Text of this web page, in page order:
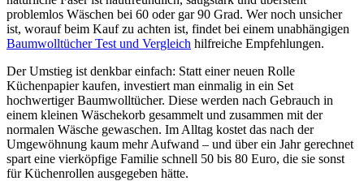
problemlos Wäschen bei 60 oder gar 90 Grad. Wer noch unsicher
ist, worauf beim Kauf zu achten ist, findet bei einem unabhängigen
Baumwolltücher Test und Vergleich hilfreiche Empfehlungen.
Der Umstieg ist denkbar einfach: Statt einer neuen Rolle
Küchenpapier kaufen, investiert man einmalig in ein Set
hochwertiger Baumwolltücher. Diese werden nach Gebrauch in
einem kleinen Wäschekorb gesammelt und zusammen mit der
normalen Wäsche gewaschen. Im Alltag kostet das nach der
Umgewöhnung kaum mehr Aufwand – und über ein Jahr gerechnet
spart eine vierköpfige Familie schnell 50 bis 80 Euro, die sie sonst
für Küchenrollen ausgegeben hätte.